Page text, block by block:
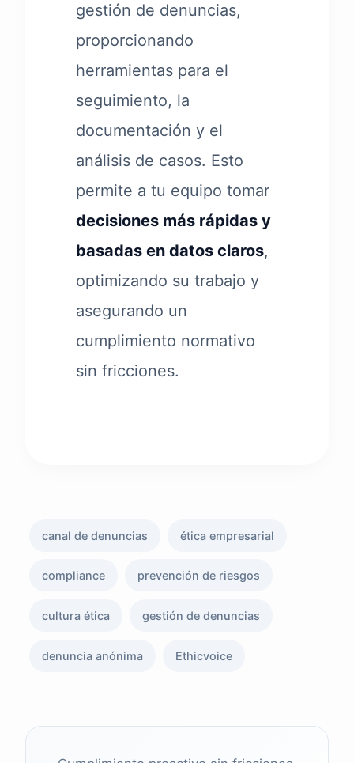
gestión de denuncias,
proporcionando
herramientas para el
seguimiento, la
documentación y el
análisis de casos. Esto
permite a tu equipo tomar
decisiones más rápidas y
basadas en datos claros,
optimizando su trabajo y
asegurando un
cumplimiento normativo
sin fricciones.
canal de denuncias ética empresarial
compliance prevención de riesgos
cultura ética gestión de denuncias
denuncia anónima Ethicvoice